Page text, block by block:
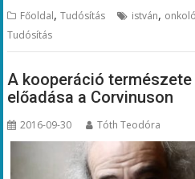
Főoldal,Tudósítás istván,
Tudósítás
A kooperáció
előadása a Corvinuson
2016-09-30 Tóth Teodóra